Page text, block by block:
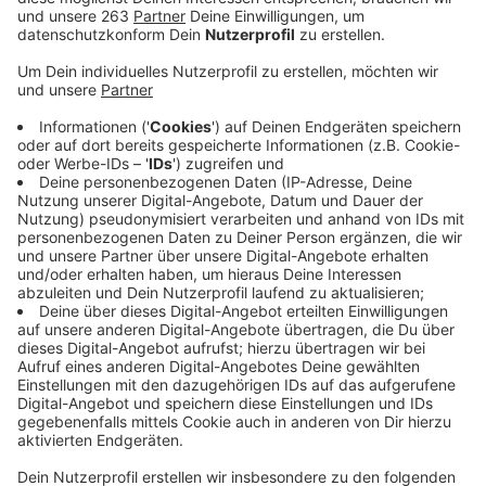
Anzeige
Die Remise an der Wasserburg Hainchen könnte im
November fertig werden. Im Moment wartet der
Siegerländer Burgenverein laut Breuer z.B. noch auf die
Feuerschutztüren. Die Wasserburg in Hainchen mit der
dazu gehörenden Remise ist die einzige
Höhenwasserburg in Südwestfalen und ein
Touristenmagnet. Aktuell wird die Remise mit ihrer
Gastronomie saniert und erweitert. Dafür waren
ursprünglich etwa 80.000 Euro angesetzt. Da die
Arbeiten an dem alten Gebäude sehr aufwändig seien,
könne man diesen Rahmen aber nicht einhalten, so
Breuer. Genaue Zahlen nannte er nicht. Ein weiteres
Problem sei der Fachkräftemangel, so Breuer. Daher